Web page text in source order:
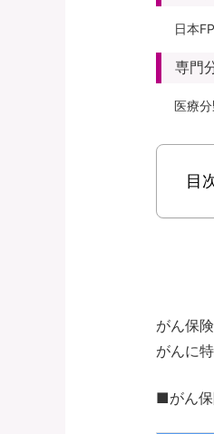
日本
専門
医療
目
がん保
がんに
■がん